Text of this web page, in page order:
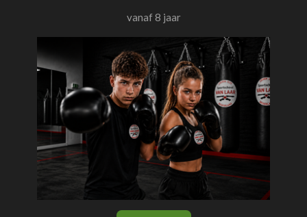
vanaf 8 jaar